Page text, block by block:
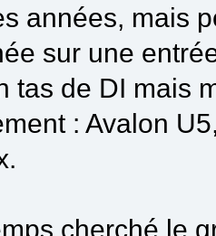
années, mais
sur une
tas de DI mais
: Avalon
cherché le